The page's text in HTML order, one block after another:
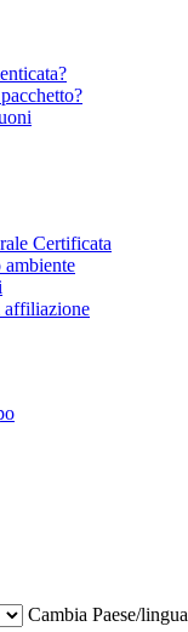
Certificata
affiliazione
Cambia Paese/lingua